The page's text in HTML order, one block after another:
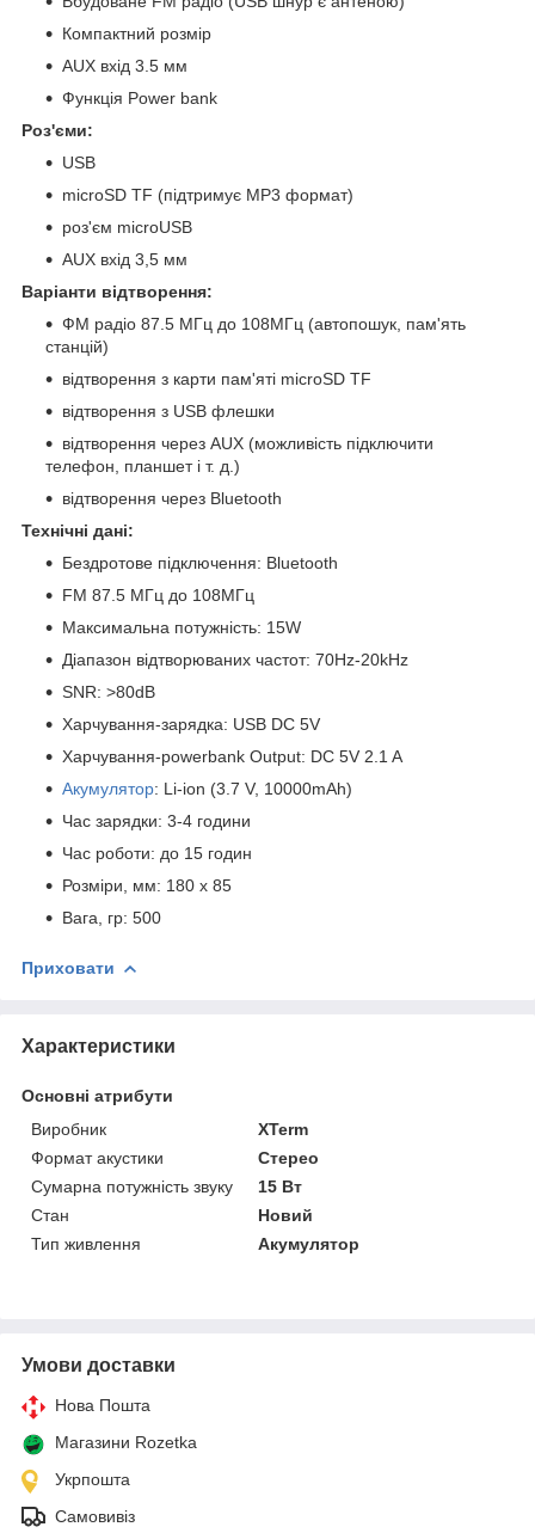
Компактний розмір
AUX вхід 3.5 мм
Функція Power bank
Роз'єми:
USB
microSD TF (підтримує MP3 формат)
роз'єм microUSB
AUX вхід 3,5 мм
Варіанти відтворення:
ФМ радіо 87.5 МГц до 108МГц (автопошук, пам'ять
станцій)
відтворення з карти пам'яті microSD TF
відтворення з USB флешки
відтворення через AUX (можливість підключити
телефон, планшет і т. д.)
відтворення через Bluetooth
Технічні дані:
Бездротове підключення: Bluetooth
FM 87.5 МГц до 108МГц
Максимальна потужність: 15W
Діапазон відтворюваних частот: 70Hz-20kHz
SNR: >80dB
Харчування-зарядка: USB DC 5V
Харчування-powerbank Output: DC 5V 2.1 A
Акумулятор: Li-ion (3.7 V, 10000mAh)
Час зарядки: 3-4 години
Час роботи: до 15 годин
Розміри, мм: 180 х 85
Вага, гр: 500
Приховати
Характеристики
Основні атрибути
Виробник
XTerm
Формат акустики
Стерео
Сумарна потужність звуку
15 Вт
Стан
Новий
Тип живлення
Акумулятор
Умови доставки
Нова Пошта
Магазини Rozetka
Укрпошта
Самовивіз